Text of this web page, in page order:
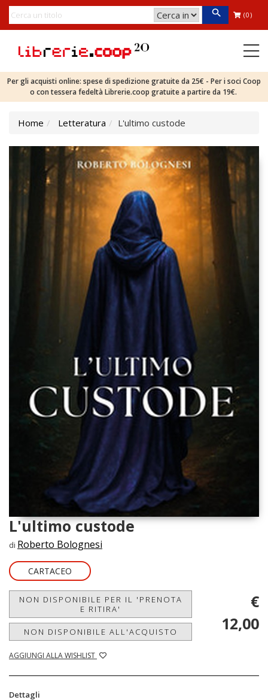
(0)
Per gli acquisti online: spese di spedizione gratuite da 25€ - Per i soci Coop
o con tessera fedeltà Librerie.coop gratuite a partire da 19€.
Home Letteratura L'ultimo custode
L'ultimo custode
di Roberto Bolognesi
CARTACEO
NON DISPONIBILE PER IL 'PRENOTA
E RITIRA'
NON DISPONIBILE ALL'ACQUISTO
AGGIUNGI ALLA WISHLIST
€
12,00
Dettagli